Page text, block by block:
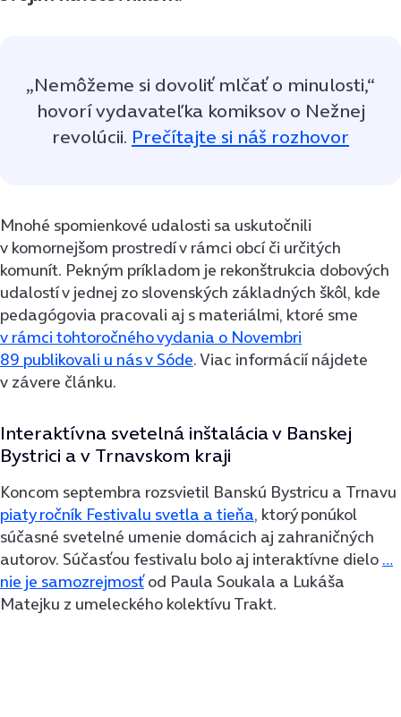
„Nemôžeme si dovoliť mlčať o minulosti,“
hovorí vydavateľka komiksov o Nežnej
revolúcii. Prečítajte si náš rozhovor
Mnohé spomienkové udalosti sa uskutočnili
v komornejšom prostredí v rámci obcí či určitých
komunít. Pekným príkladom je rekonštrukcia dobových
udalostí v jednej zo slovenských základných škôl, kde
pedagógovia pracovali aj s materiálmi, ktoré sme
v rámci tohtoročného vydania o Novembri
89 publikovali u nás v Sóde. Viac informácií nájdete
v závere článku.
Interaktívna svetelná inštalácia v Banskej
Bystrici a v Trnavskom kraji
Koncom septembra rozsvietil Banskú Bystricu a Trnavu
piaty ročník Festivalu svetla a tieňa, ktorý ponúkol
súčasné svetelné umenie domácich aj zahraničných
autorov. Súčasťou festivalu bolo aj interaktívne dielo …
nie je samozrejmosťod Paula Soukala a Lukáša
Matejku z umeleckého kolektívu Trakt.